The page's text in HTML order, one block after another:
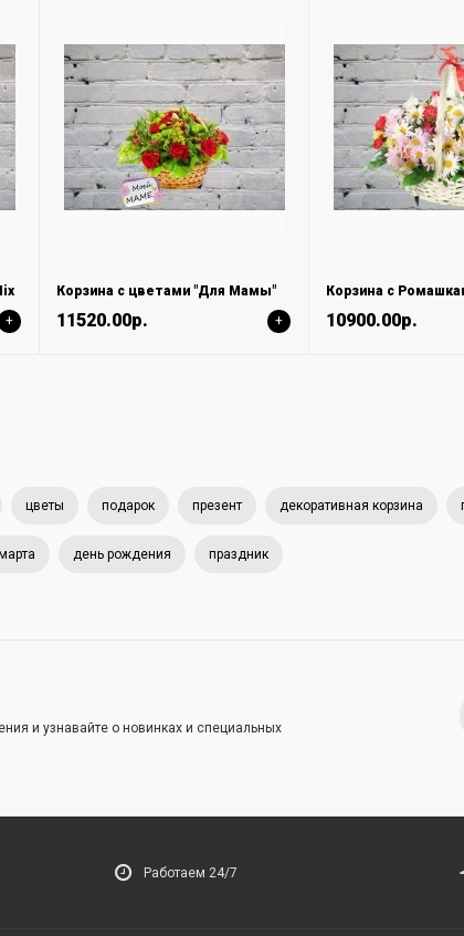
+
Корзина с цветами "Для Мамы"
11520.00р. +
Корзина с
10900.00р.
цветы подарок презент декоративная корзина
день рождения праздник
и узнавайте о новинках и специальных
Работаем 24/7